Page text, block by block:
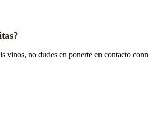
vinos, no dudes en ponerte en contacto